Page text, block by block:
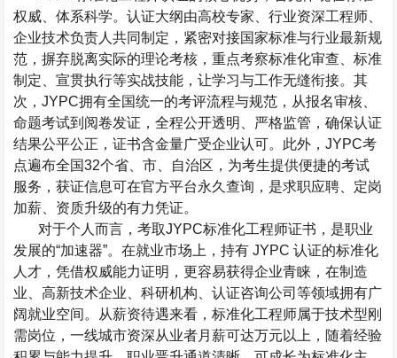
权威、体系科学。认证大纲由高校专家、行业资深工程师、
企业技术负责人共同制定，紧密对接国家标准与行业最新规
范，摒弃脱离实际的理论考核，重点考察标准化审查、标准
制定、宣贯执行等实战技能，让学习与工作无缝衔接。其
次，JYPC拥有全国统一的考评流程与规范，从报名审核、
命题考试到阅卷发证，全程公开透明、严格监管，确保认证
结果公平公正，证书含金量广受企业认可。此外，JYPC考
点遍布全国32个省、市、自治区，为考生提供便捷的考试
服务，获证信息可在官方平台永久查询，是求职应聘、定岗
加薪、资质升级的有力凭证。
对于个人而言，考取JYPC标准化工程师证书，是职业
发展的“加速器”。在就业市场上，持有 JYPC认证的标准化
人才，凭借权威能力证明，更容易获得企业青睐，在制造
业、高新技术企业、科研机构、认证咨询公司等领域拥有广
阔就业空间。从薪资待遇来看，标准化工程师属于技术型刚
需岗位，一线城市资深从业者月薪可达万元以上，随着经验